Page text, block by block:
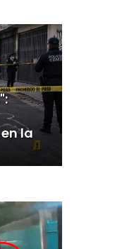
la